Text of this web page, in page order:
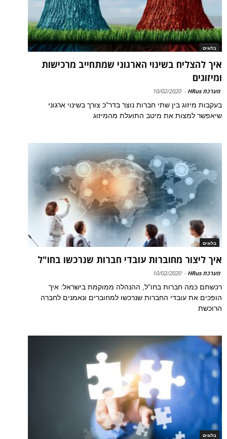
בלוגים
איך להצליח בשינוי הארגוני שמתחייב מרכישות
ומיזוגים
מערכת HRus -
10/02/2020
בעקבות מיזוג בין שתי חברות נוצר בדר"כ צורך בשינוי ארגוני
שיאפשר למצות את מיטב התועלת מהמיזוג
בלוגים
איך ליצור מחוברות עובדי חברות שנרכשו בחו"ל
מערכת HRus -
10/02/2020
רכשתם כמה חברות בחו"ל, ההנהלה ממוקמת בישראל: איך
הופכים את עובדי החברות שנרכשו למחוברים ונאמנים לחברה
הרוכשת
בלוגים